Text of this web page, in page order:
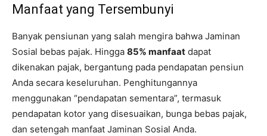
Manfaat yang Tersembunyi
Banyak pensiunan yang salah mengira bahwa Jaminan
Sosial bebas pajak. Hingga 85% manfaat dapat
dikenakan pajak, bergantung pada pendapatan pensiun
Anda secara keseluruhan. Penghitungannya
menggunakan “pendapatan sementara”, termasuk
pendapatan kotor yang disesuaikan, bunga bebas pajak,
dan setengah manfaat Jaminan Sosial Anda.